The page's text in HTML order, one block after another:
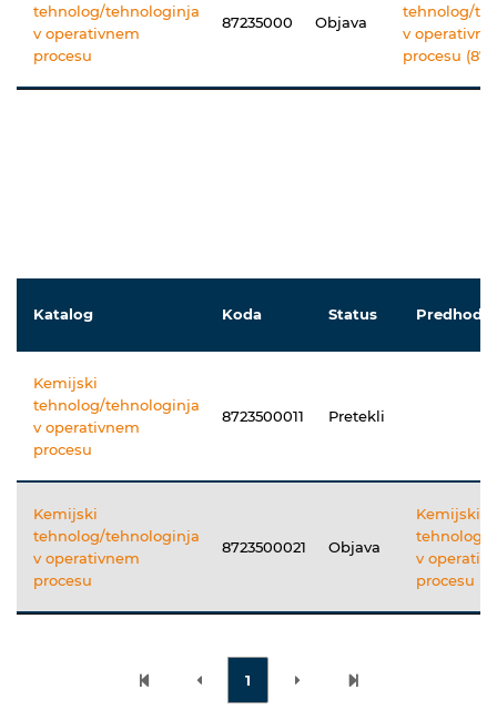
tehnolog/tehnologinja
v operativnem
procesu
87235000 Objava
tehnolog/
v
procesu
Katalog Koda Status
Kemijski
tehnolog/tehnologinja
v operativnem
procesu
8723500011 Pretekli
Kemijski
tehnolog/tehnologinja
v operativnem
procesu
8723500021 Objava
Kemijski
tehnolog/
v
procesu
1